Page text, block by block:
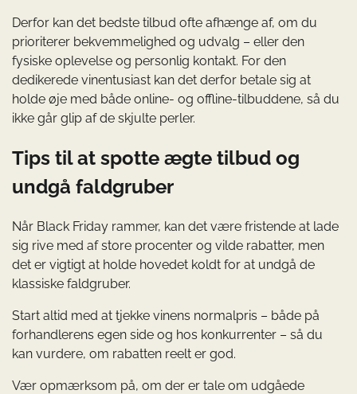
Derfor kan det bedste tilbud ofte afhænge af, om du
prioriterer bekvemmelighed og udvalg – eller den
fysiske oplevelse og personlig kontakt. For den
dedikerede vinentusiast kan det derfor betale sig at
holde øje med både online- og offline-tilbuddene, så du
ikke går glip af de skjulte perler.
Tips til at spotte ægte tilbud og
undgå faldgruber
Når Black Friday rammer, kan det være fristende at lade
sig rive med af store procenter og vilde rabatter, men
det er vigtigt at holde hovedet koldt for at undgå de
klassiske faldgruber.
Start altid med at tjekke vinens normalpris – både på
forhandlerens egen side og hos konkurrenter – så du
kan vurdere, om rabatten reelt er god.
Vær opmærksom på, om der er tale om udgåede